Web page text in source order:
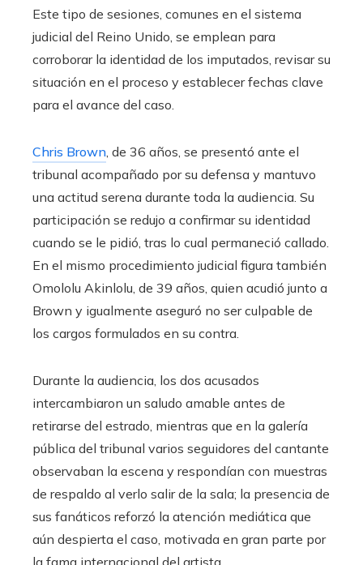
Este tipo de sesiones, comunes en el sistema
judicial del Reino Unido, se emplean para
corroborar la identidad de los imputados, revisar su
situación en el proceso y establecer fechas clave
para el avance del caso.
Chris Brown, de 36 años, se presentó ante el
tribunal acompañado por su defensa y mantuvo
una actitud serena durante toda la audiencia. Su
participación se redujo a confirmar su identidad
cuando se le pidió, tras lo cual permaneció callado.
En el mismo procedimiento judicial figura también
Omololu Akinlolu, de 39 años, quien acudió junto a
Brown y igualmente aseguró no ser culpable de
los cargos formulados en su contra.
Durante la audiencia, los dos acusados
intercambiaron un saludo amable antes de
retirarse del estrado, mientras que en la galería
pública del tribunal varios seguidores del cantante
observaban la escena y respondían con muestras
de respaldo al verlo salir de la sala; la presencia de
sus fanáticos reforzó la atención mediática que
aún despierta el caso, motivada en gran parte por
la fama internacional del artista.